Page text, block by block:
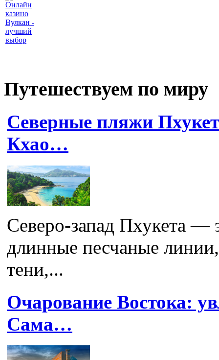
Онлайн
казино
Вулкан -
лучший
выбор
Путешествуем по миру
Северные пляжи
Кхао…
Северо-запад Пхукета —
длинные песчаные
тени,...
Очарование Востока:
Сама…